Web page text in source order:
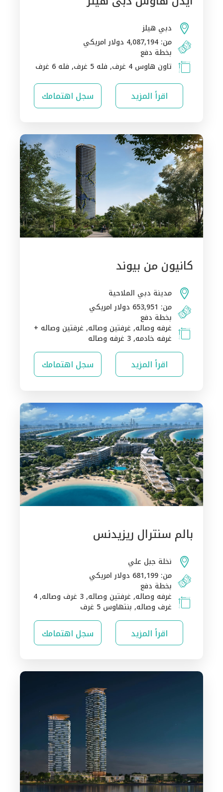
دبي هيلز
من: 4,087,194 دولار امريكي
بخطة دفع
تاون هاوس 4 غرف, فله 5 غرف, فله 6 غرف
اقرأ المزيد سجل اهتمامك
كانيون من بيوند
مدينة دبي الملاحية
من: 653,951 دولار امريكي
بخطة دفع
غرفه وصاله, غرفتين وصاله, غرفتين وصاله +
غرفه خادمه, 3 غرفه وصاله
اقرأ المزيد سجل اهتمامك
بالم سنترال ريزيدنس
نخلة جبل علي
من: 681,199 دولار امريكي
بخطة دفع
غرفه وصاله, غرفتين وصاله, 3 غرف وصاله, 4
غرف وصاله, بنتهاوس 5 غرف
اقرأ المزيد سجل اهتمامك